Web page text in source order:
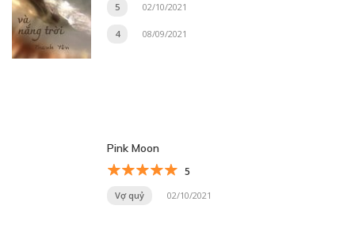
5 02/10/2021
4 08/09/2021
Pink Moon
5
Vợ quỷ 02/10/2021